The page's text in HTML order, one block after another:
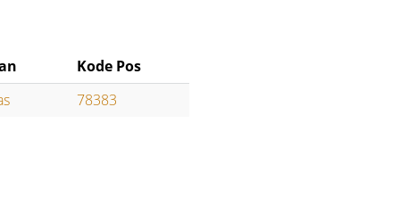
Kode Pos
78383